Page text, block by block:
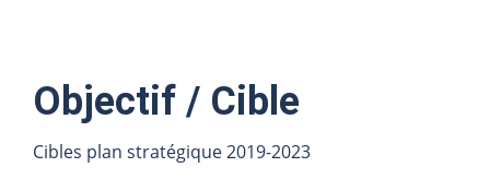
Objectif / Cible
Cibles plan stratégique 2019-2023